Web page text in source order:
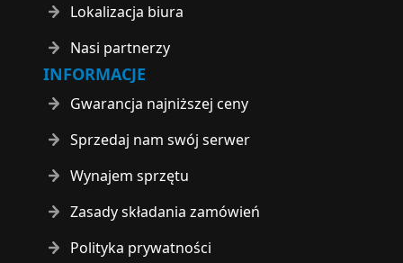
Lokalizacja biura
Nasi partnerzy
INFORMACJE
Gwarancja najniższej ceny
Sprzedaj nam swój serwer
Wynajem sprzętu
Zasady składania zamówień
Polityka prywatności